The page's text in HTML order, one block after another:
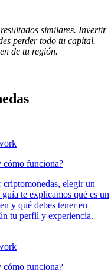
similares. Invertir
perder todo tu capital.
de tu región.
cómo funciona?
criptomonedas, elegir un
te explicamos qué es un
y qué debes tener en
tu perfil y experiencia.
cómo funciona?